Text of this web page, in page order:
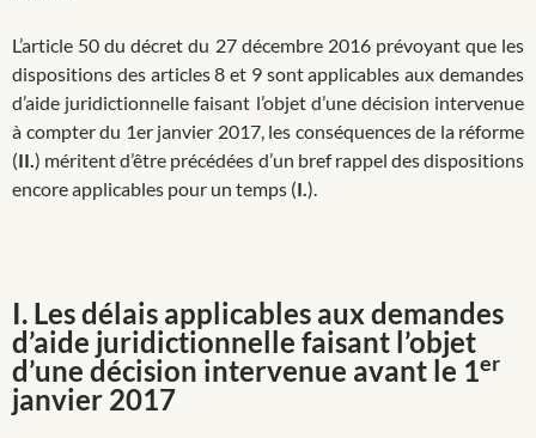
L’article 50 du décret du 27 décembre 2016 prévoyant que les
dispositions des articles 8 et 9 sont applicables aux demandes
d’aide juridictionnelle faisant l’objet d’une décision intervenue
à compter du 1er janvier 2017, les conséquences de la réforme
(II.) méritent d’être précédées d’un bref rappel des dispositions
encore applicables pour un temps (I.).
I. Les délais applicables aux demandes
d’aide juridictionnelle faisant l’objet
d’une décision intervenue avant le 1er
janvier 2017